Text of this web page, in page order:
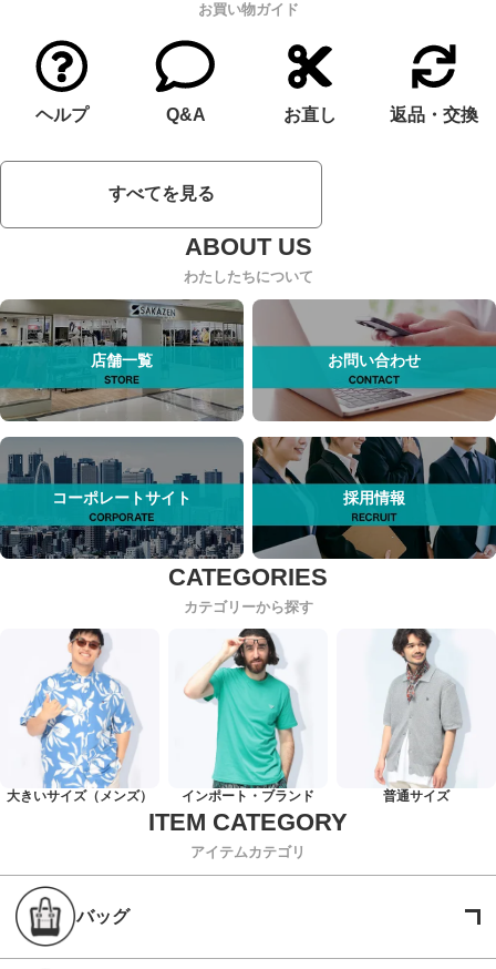
お買い物ガイド
ヘルプ Q&A お直し 返品・交換
すべてを見る
わたしたちについて
店舗一覧 お問い合わせ
コーポレートサイト 採用情報
カテゴリーから探す
大きいサイズ（メンズ） インポート・ブランド 普通サイズ
アイテムカテゴリ
バッグ